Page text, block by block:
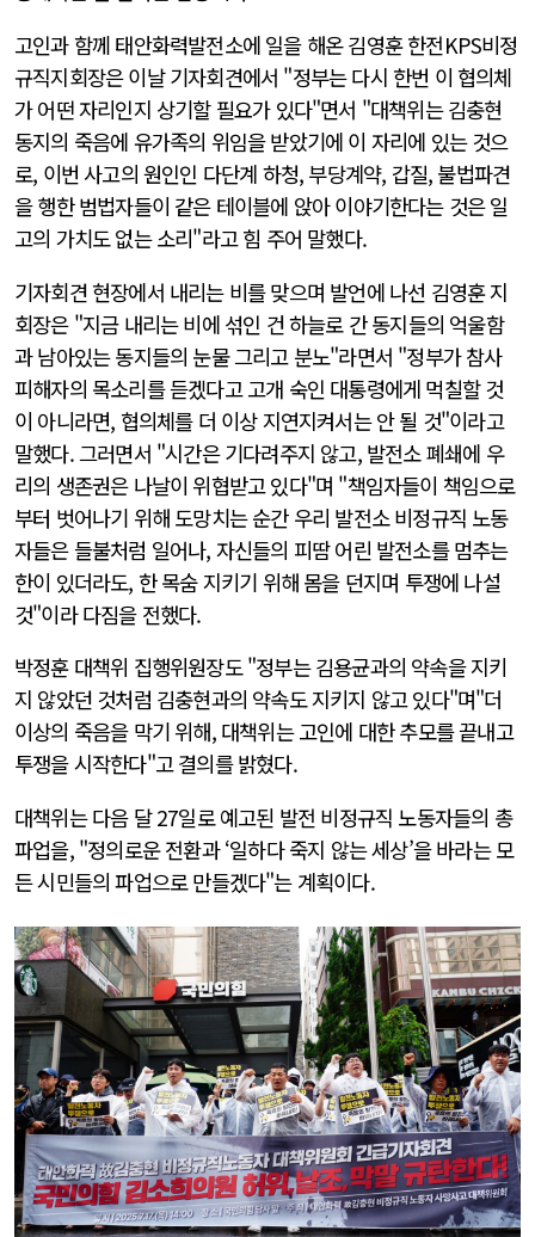
고인과 함께 태안화력발전소에 일을 해온 김영훈 한전KPS비정
규직지회장은 이날 기자회견에서 "정부는 다시 한번 이 협의체
가 어떤 자리인지 상기할 필요가 있다"면서 "대책위는 김충현
동지의 죽음에 유가족의 위임을 받았기에 이 자리에 있는 것으
로, 이번 사고의 원인인 다단계 하청, 부당계약, 갑질, 불법파견
을 행한 범법자들이 같은 테이블에 앉아 이야기한다는 것은 일
고의 가치도 없는 소리"라고 힘 주어 말했다.
기자회견 현장에서 내리는 비를 맞으며 발언에 나선 김영훈 지
회장은 "지금 내리는 비에 섞인 건 하늘로 간 동지들의 억울함
과 남아있는 동지들의 눈물 그리고 분노"라면서 "정부가 참사
피해자의 목소리를 듣겠다고 고개 숙인 대통령에게 먹칠할 것
이 아니라면, 협의체를 더 이상 지연지켜서는 안 될 것"이라고
말했다. 그러면서 "시간은 기다려주지 않고, 발전소 폐쇄에 우
리의 생존권은 나날이 위협받고 있다"며 "책임자들이 책임으로
부터 벗어나기 위해 도망치는 순간 우리 발전소 비정규직 노동
자들은 들불처럼 일어나, 자신들의 피땀 어린 발전소를 멈추는
한이 있더라도, 한 목숨 지키기 위해 몸을 던지며 투쟁에 나설
것"이라 다짐을 전했다.
박정훈 대책위 집행위원장도 "정부는 김용균과의 약속을 지키
지 않았던 것처럼 김충현과의 약속도 지키지 않고 있다"며"더
이상의 죽음을 막기 위해, 대책위는 고인에 대한 추모를 끝내고
투쟁을 시작한다"고 결의를 밝혔다.
대책위는 다음 달 27일로 예고된 발전 비정규직 노동자들의 총
파업을, "정의로운 전환과 ‘일하다 죽지 않는 세상’을 바라는 모
든 시민들의 파업으로 만들겠다"는 계획이다.